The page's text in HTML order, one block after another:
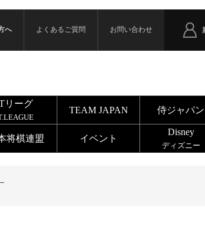
へ よくあるご質問 お問い合わせ
リーグ
TEAM JAPAN 侍ジャパン
将棋連盟 イベント
Disney
ディズニー